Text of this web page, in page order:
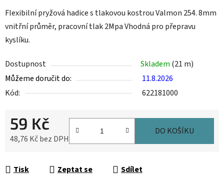
Flexibilní pryžová hadice s tlakovou kostrou Valmon 254. 8mm
vnitřní průměr, pracovní tlak 2Mpa Vhodná pro přepravu
kyslíku.
Dostupnost Skladem (21 m)
Můžeme doručit do:
11.8.2026
Kód:
622181000
59 Kč
48,76 Kč bez DPH
DO KOŠÍKU
Tisk Zeptat se Sdílet